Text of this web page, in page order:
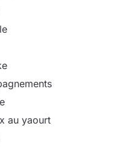
au yaourt